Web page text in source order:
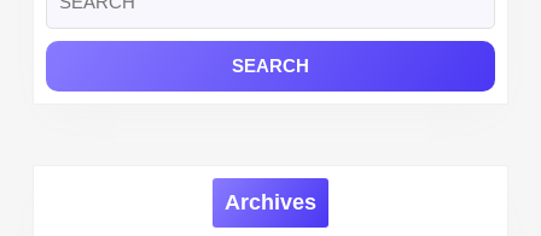
for:
Archives